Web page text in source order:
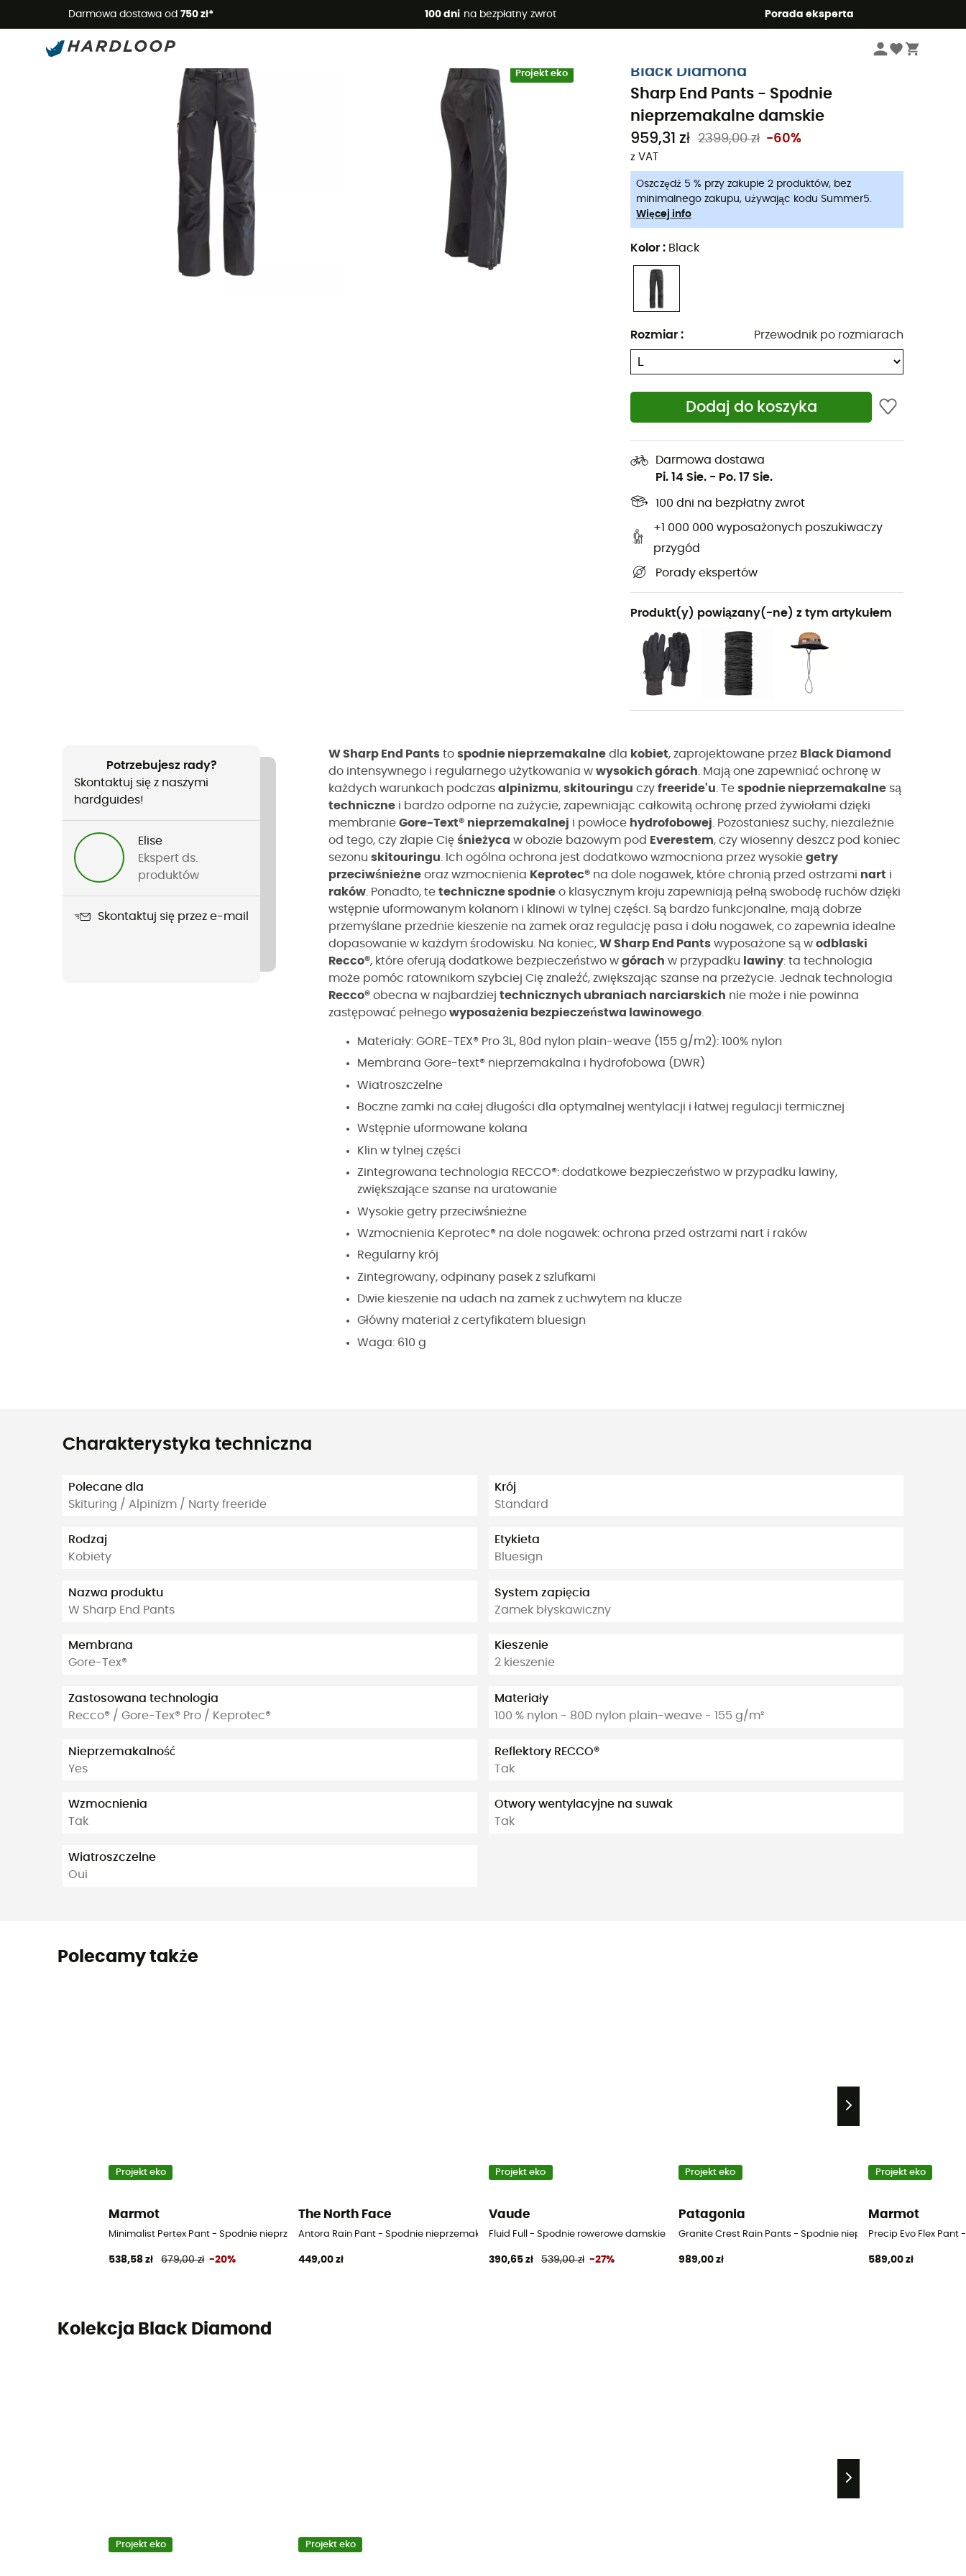
Darmowa dostawa od 750 zł* 100 dni na bezpłatny zwrot Porada eksperta
Letnie promocje 🔥 -5% DODATKOWO przy zakupie 2 produktów*, kod Summer5
Projekt eko
Spodnie nieprzemakalne
Black Diamond
Sharp End Pants - Spodnie
nieprzemakalne damskie
959,31 zł 2399,00 zł -60%
z VAT
Oszczędź 5 % przy zakupie 2 produktów, bez
minimalnego zakupu, używając kodu Summer5.
Więcej info
Kolor : Black
Rozmiar : Przewodnik po rozmiarach
Dodaj do koszyka
Darmowa dostawa
Pi. 14 Sie. - Po. 17 Sie.
100 dni na bezpłatny zwrot
+1 000 000 wyposażonych poszukiwaczy
przygód
Porady ekspertów
Produkt(y) powiązany(-ne) z tym artykułem
Potrzebujesz rady?
Skontaktuj się z naszymi
hardguides!
Elise
Ekspert ds.
produktów
Skontaktuj się przez e-mail
W Sharp End Pants to spodnie nieprzemakalne dla kobiet, zaprojektowane przez Black Diamond
do intensywnego i regularnego użytkowania w wysokich górach . Mają one zapewniać ochronę w
każdych warunkach podczas alpinizmu, skitouringu czy freeride'u . Te spodnie nieprzemakalne są
techniczne i bardzo odporne na zużycie, zapewniając całkowitą ochronę przed żywiołami dzięki
membranie Gore-Text® nieprzemakalnej i powłoce hydrofobowej . Pozostaniesz suchy, niezależnie
od tego, czy złapie Cię śnieżyca w obozie bazowym pod Everestem, czy wiosenny deszcz pod koniec
sezonu skitouringu . Ich ogólna ochrona jest dodatkowo wzmocniona przez wysokie getry
przeciwśnieżne oraz wzmocnienia Keprotec® na dole nogawek, które chronią przed ostrzami nart i
raków . Ponadto, te techniczne spodnie o klasycznym kroju zapewniają pełną swobodę ruchów dzięki
wstępnie uformowanym kolanom i klinowi w tylnej części. Są bardzo funkcjonalne, mają dobrze
przemyślane przednie kieszenie na zamek oraz regulację pasa i dołu nogawek, co zapewnia idealne
dopasowanie w każdym środowisku. Na koniec, W Sharp End Pants wyposażone są w odblaski
Recco®, które oferują dodatkowe bezpieczeństwo w górach w przypadku lawiny: ta technologia
może pomóc ratownikom szybciej Cię znaleźć, zwiększając szanse na przeżycie. Jednak technologia
Recco® obecna w najbardziej technicznych ubraniach narciarskich nie może i nie powinna
zastępować pełnego wyposażenia bezpieczeństwa lawinowego
Materiały: GORE-TEX® Pro 3L, 80d nylon plain-weave (155 g/m2): 100% nylon
Membrana Gore-text® nieprzemakalna i hydrofobowa (DWR)
Wiatroszczelne
Boczne zamki na całej długości dla optymalnej wentylacji i łatwej regulacji termicznej
Wstępnie uformowane kolana
Klin w tylnej części
Zintegrowana technologia RECCO®: dodatkowe bezpieczeństwo w przypadku lawiny,
zwiększające szanse na uratowanie
Wysokie getry przeciwśnieżne
Wzmocnienia Keprotec® na dole nogawek: ochrona przed ostrzami nart i raków
Regularny krój
Zintegrowany, odpinany pasek z szlufkami
Dwie kieszenie na udach na zamek z uchwytem na klucze
Główny materiał z certyfikatem bluesign
Waga: 610 g
Charakterystyka techniczna
Polecane dla
Skituring / Alpinizm / Narty freeride
Rodzaj
Kobiety
Nazwa produktu
W Sharp End Pants
Membrana
Gore-Tex®
Zastosowana technologia
Recco® / Gore-Tex® Pro / Keprotec®
Nieprzemakalność
Yes
Wzmocnienia
Tak
Wiatroszczelne
Oui
Krój
Standard
Etykieta
Bluesign
System zapięcia
Zamek błyskawiczny
Kieszenie
2 kieszenie
Materiały
100 % nylon - 80D nylon plain-weave - 155 g/m²
Reflektory RECCO®
Tak
Otwory wentylacyjne na suwak
Tak
Polecamy także
Projekt eko
Marmot
Minimalist Pertex Pant - Spodnie nieprzemakalne damskie
538,58 zł 679,00 zł -20%
The North Face
Antora Rain Pant - Spodnie nieprzemakalne damskie
449,00 zł
Projekt eko
Vaude
Fluid Full - Spodnie rowerowe damskie
390,65 zł 539,00 zł -27%
Projekt eko
Patagonia
Granite Crest Rain Pants - Spodnie nieprzemakalne damskie
989,00 zł
Projekt eko
Marmot
Precip Evo Flex
589,00 zł
Kolekcja Black Diamond
Projekt eko Projekt eko